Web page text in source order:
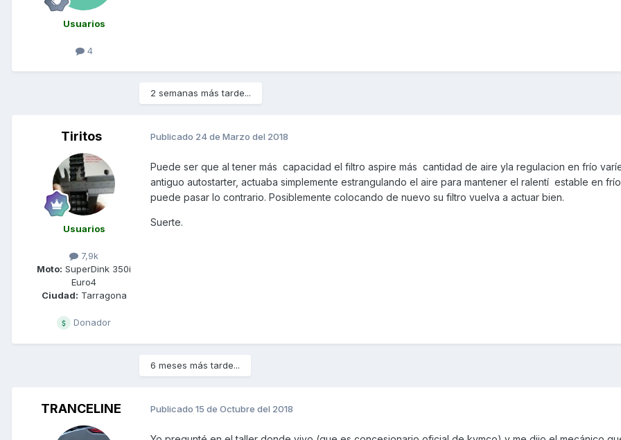
Usuarios
4
2 semanas más tarde...
Tiritos
Usuarios
7,9k
Moto: SuperDink 350i
Euro4
Ciudad: Tarragona
Donador
Publicado 24 de Marzo del 2018
Puede ser que al tener más capacidad el filtro aspire más cantidad de aire yla regulacion en frío
antiguo autostarter, actuaba simplemente estrangulando el aire para mantener el ralentí estable en
puede pasar lo contrario. Posiblemente colocando de nuevo su filtro vuelva a actuar bien.
Suerte.
6 meses más tarde...
TRANCELINE Publicado 15 de Octubre del 2018